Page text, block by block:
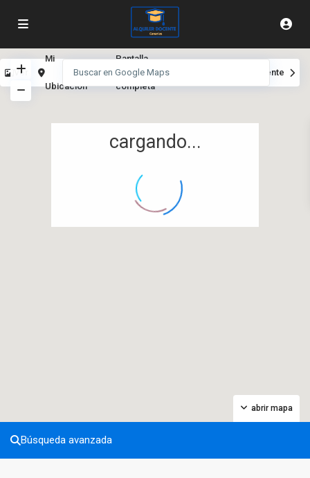
cargando...
abrir mapa
Ver
Mi
Ubicación
Pantalla
completa
Siguiente
Búsqueda avanzada